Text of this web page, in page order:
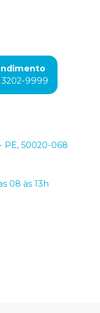
3202-9999
PE, 50020-068
08 às 13h